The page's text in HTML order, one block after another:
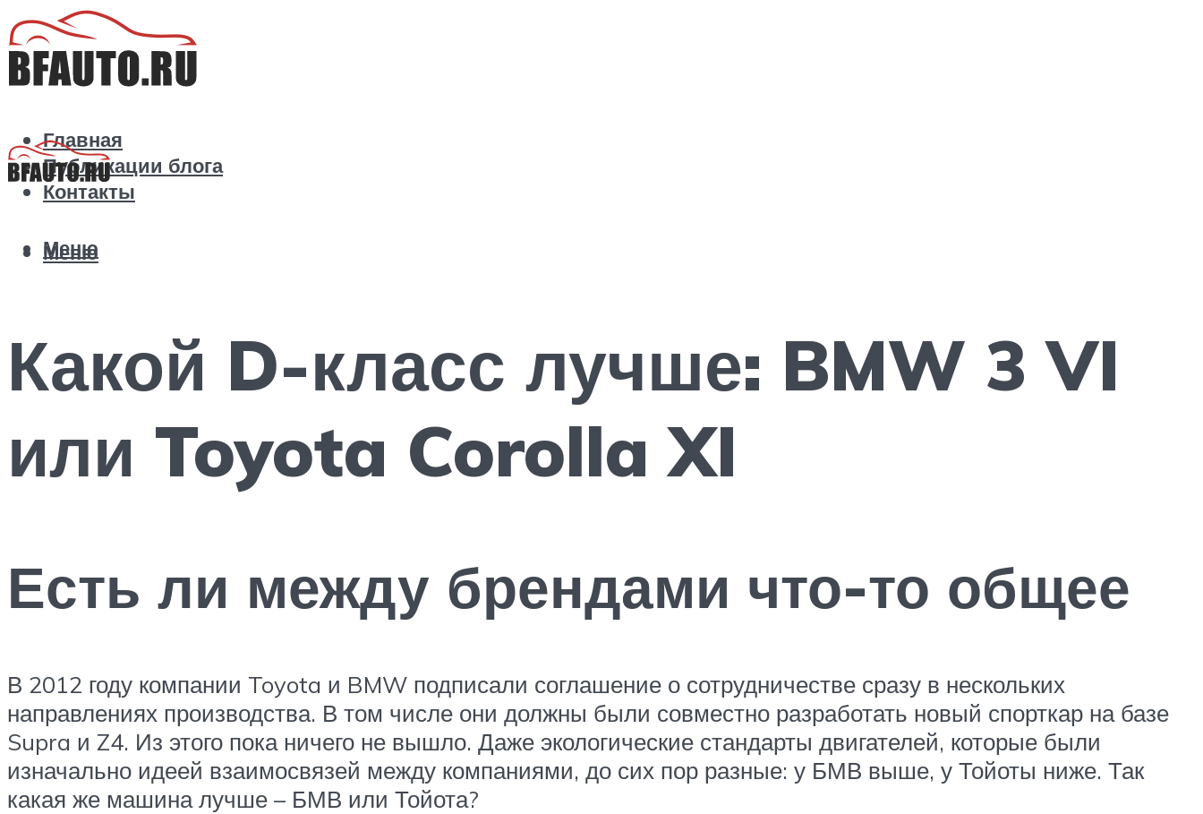
Главная
Публикации блога
Контакты
Меню
Меню
Какой D-класс лучше: BMW 3 VI
или Toyota Corolla XI
Есть ли между брендами что-то общее
В 2012 году компании Toyota и BMW подписали соглашение о сотрудничестве сразу в нескольких
направлениях производства. В том числе они должны были совместно разработать новый спорткар на базе
Supra и Z4. Из этого пока ничего не вышло. Даже экологические стандарты двигателей, которые были
изначально идеей взаимосвязей между компаниями, до сих пор разные: у БМВ выше, у Тойоты ниже. Так
какая же машина лучше – БМВ или Тойота?